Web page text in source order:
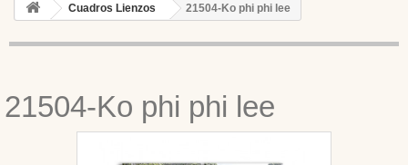
Cuadros Lienzos 21504-Ko phi phi lee
21504-Ko phi phi lee